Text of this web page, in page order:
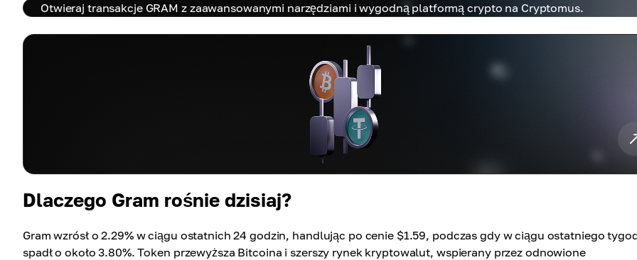
Otwieraj transakcje GRAM z zaawansowanymi narzędziami i wygodną platformą crypto na Cryptomus.
Dlaczego Gram rośnie dzisiaj?
Gram wzrósł o 2.29% w ciągu ostatnich 24 godzin, handlując po cenie $1.59, podczas gdy w ciągu ostatniego
spadł o około 3.80%. Token przewyższa Bitcoina i szerszy rynek kryptowalut, wspierany przez odnowione